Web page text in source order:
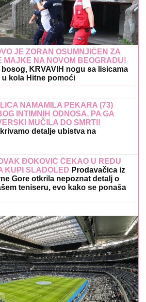
JE ZORAN OSUMNJIČEN ZA
MAJKE NA NOVOM BEOGRADU!
bosog, KRVAVIH nogu sa lisicama
u kola Hitne pomoći
NAMAMILA PEKARA (73)
INTIMNIH ODNOSA, PA GA
MUČILA DO SMRTI!
detalje ubistva na
pljačkali
ĐOKOVIĆ ČEKAO U REDU
KUPI SLADOLED Prodavačica iz
Gore otkrila nepoznat detalj o
teniseru, evo kako se ponaša